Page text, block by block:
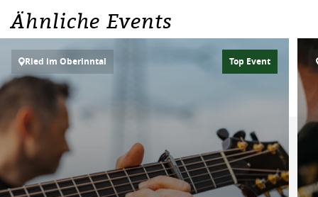
Ähnliche Events
Ried im Oberinntal Top Event